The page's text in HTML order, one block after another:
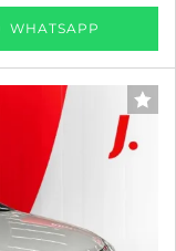
WHATSAPP